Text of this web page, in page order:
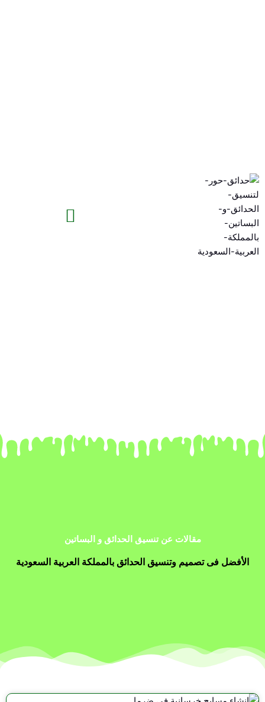
مقالات عن تنسيق الحدائق و البساتين
الأفضل فى تصميم وتنسيق الحدائق بالمملكة العربية السعودية